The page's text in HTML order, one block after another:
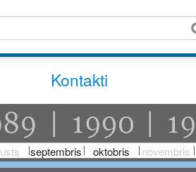
Kontakti
septembris oktobris novembris